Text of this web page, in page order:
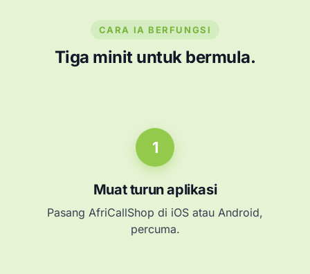
CARA IA BERFUNGSI
Tiga minit untuk bermula.
1
Muat turun aplikasi
Pasang AfriCallShop di iOS atau Android,
percuma.